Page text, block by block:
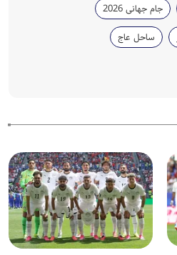
جام جهانی 2026
ساحل عاج